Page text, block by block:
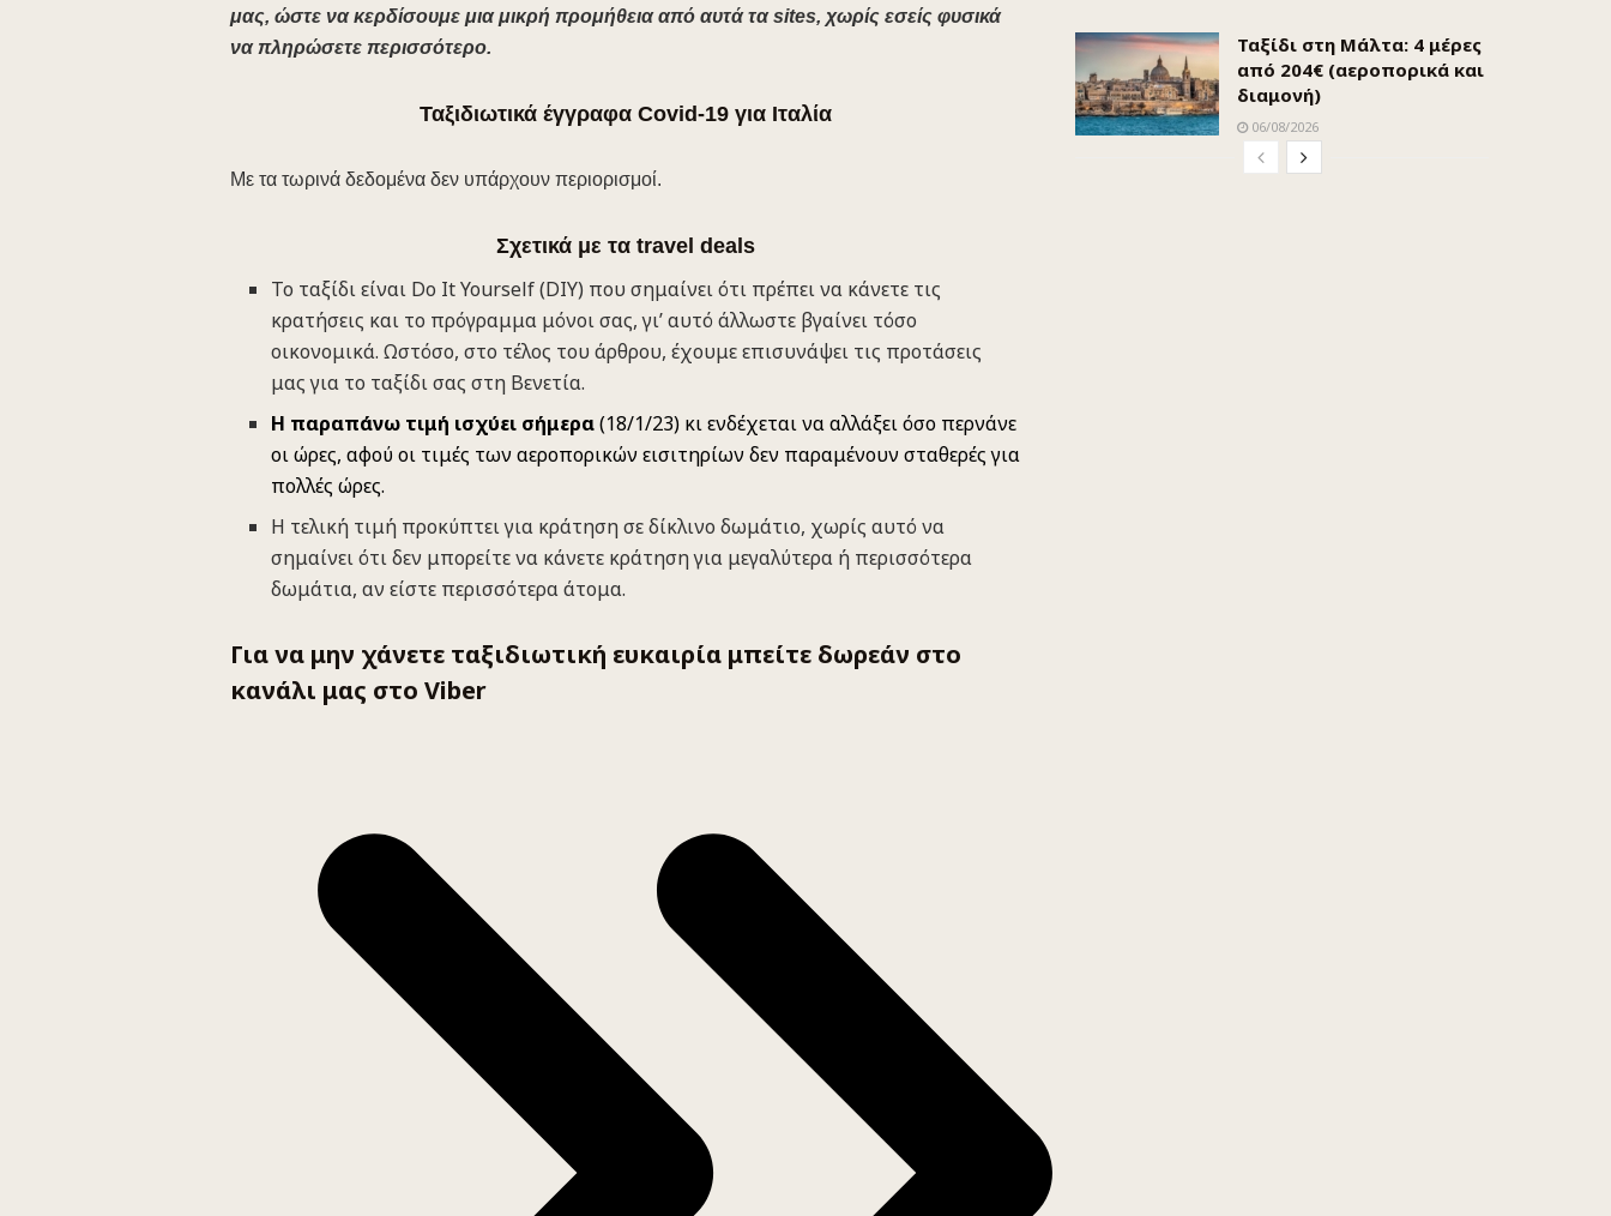
μας, ώστε να κερδίσουμε μια μικρή προμήθεια από αυτά τα sites, χωρίς εσείς φυσικά
να πληρώσετε περισσότερο.
Ταξιδιωτικά έγγραφα Covid-19 για Ιταλία
Με τα τωρινά δεδομένα δεν υπάρχουν περιορισμοί.
Σχετικά με τα travel deals
Το ταξίδι είναι Do It Yourself (DIY) που σημαίνει ότι πρέπει να κάνετε τις
κρατήσεις και το πρόγραμμα μόνοι σας, γι’ αυτό άλλωστε βγαίνει τόσο
οικονομικά. Ωστόσο, στο τέλος του άρθρου, έχουμε επισυνάψει τις προτάσεις
μας για το ταξίδι σας στη Βενετία.
Η παραπάνω τιμή ισχύει σήμερα(18/1/23) κι ενδέχεται να αλλάξει όσο περνάνε
οι ώρες, αφού οι τιμές των αεροπορικών εισιτηρίων δεν παραμένουν σταθερές για
πολλές ώρες.
Η τελική τιμή προκύπτει για κράτηση σε δίκλινο δωμάτιο, χωρίς αυτό να
σημαίνει ότι δεν μπορείτε να κάνετε κράτηση για μεγαλύτερα ή περισσότερα
δωμάτια, αν είστε περισσότερα άτομα.
Για να μην χάνετε ταξιδιωτική ευκαιρία μπείτε δωρεάν στο
κανάλι μας στο Viber
Ταξίδι στη Μάλτα: 4 μέρες
από 204€ (αεροπορικά και
διαμονή)
06/08/2026